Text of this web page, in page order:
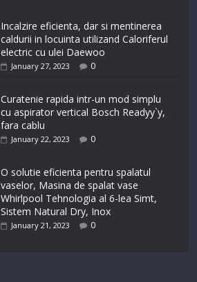
Incalzire eficienta, dar si mentinerea
caldurii in locuinta utilizand Caloriferul
electric cu ulei Daewoo
January 27, 2023 0
Curatenie rapida intr-un mod simplu
cu aspirator vertical Bosch Readyy`y,
fara cablu
January 22, 2023 0
O solutie eficienta pentru spalatul
vaselor, Masina de spalat vase
Whirlpool Tehnologia al 6-lea Simt,
Sistem Natural Dry, Inox
January 21, 2023 0